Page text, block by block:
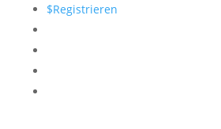
$Registrieren